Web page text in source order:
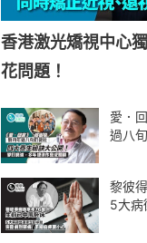
香港激光矯視中心
花問題！
愛．
過八
黎彼
5大病